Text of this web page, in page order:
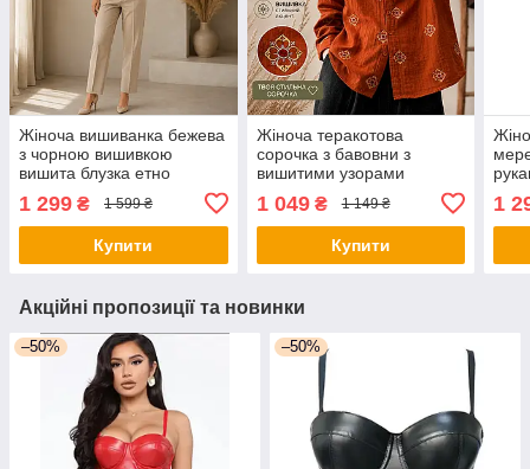
Жіноча вишиванка бежева
з чорною вишивкою
вишита блузка етно
стилі ONESIZE
1 299 ₴ 1 599 ₴
Купити
Жіноча теракотова
сорочка з бавовни з
вишитими узорами
оверсайз блузка з довгим
рукавом стиль бохо
вільний крій
1 049₴ 1 149 ₴
Купити
1
Акційні пропозиції та новинки
–50% –50%